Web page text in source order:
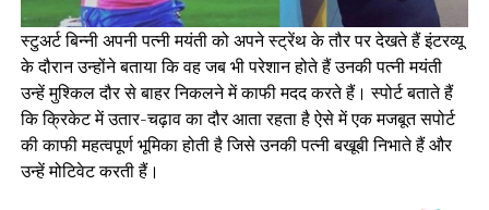
स्टुअर्ट बिन्नी अपनी पत्नी मयंती को अपने स्ट्रेंथ के तौर पर देखते हैं इंटरव्यू
के दौरान उन्होंने बताया कि वह जब भी परेशान होते हैं उनकी पत्नी मयंती
उन्हें मुश्किल दौर से बाहर निकलने में काफी मदद करते हैं। स्पोर्ट बताते हैं
कि क्रिकेट में उतार-चढ़ाव का दौर आता रहता है ऐसे में एक मजबूत सपोर्ट
की काफी महत्वपूर्ण भूमिका होती है जिसे उनकी पत्नी बखूबी निभाते हैं और
उन्हें मोटिवेट करती हैं।